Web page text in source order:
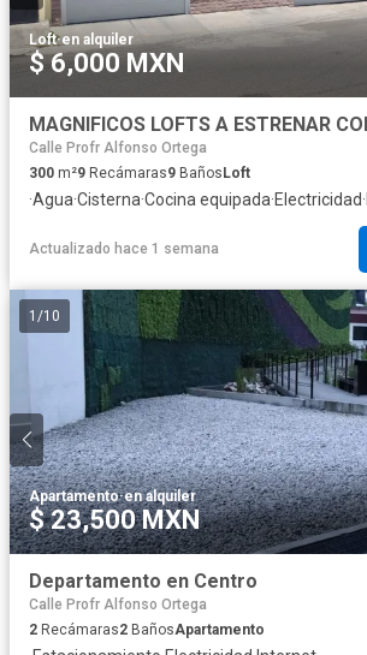
Loft·en alquiler
$ 6,000 MXN
Calle Profr Alfonso Ortega
300 m²9 Recámaras9 Baños Loft
·Agua·Cisterna·Cocina equipada·Electricidad·
Actualizado hace 1 semana
1 /10
Apartamento·en alquiler
$ 23,500 MXN
Departamento en Centro
Calle Profr Alfonso Ortega
2 Recámaras2 BañosApartamento